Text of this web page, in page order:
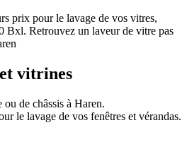
prix pour le lavage de vos vitres,
Bxl. Retrouvez un laveur de vitre pas
vitrines
de châssis à Haren.
le lavage de vos fenêtres et vérandas.